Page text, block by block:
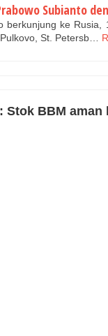
Subianto
berkunjung ke
St. Petersb…
BBM